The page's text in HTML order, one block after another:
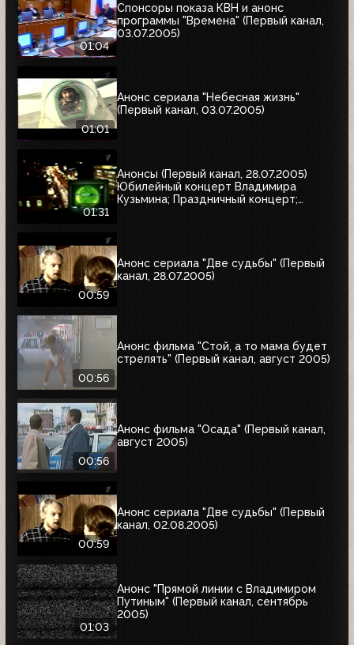
01:04
Спонсоры показа КВН и анонс
программы "Времена" (Первый канал,
03.07.2005)
01:01
Анонс сериала "Небесная жизнь"
(Первый канал, 03.07.2005)
01:31
Анонсы (Первый канал, 28.07.2005)
Юбилейный концерт Владимира
Кузьмина; Праздничный концерт;
00:59
Анонс сериала "Две судьбы" (Первый
канал, 28.07.2005)
00:56
Анонс фильма "Стой, а то мама будет
стрелять" (Первый канал, август 2005)
00:56
Анонс фильма "Осада" (Первый канал,
август 2005)
00:59
Анонс сериала "Две судьбы" (Первый
канал, 02.08.2005)
01:03
Анонс "Прямой линии с Владимиром
Путиным" (Первый канал, сентябрь
2005)